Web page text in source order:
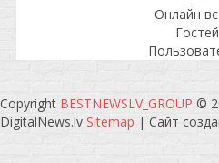
Онлайн
Copyright BESTNEWSLV_GROUP ©
DigitalNews.lv Sitemap | Сайт